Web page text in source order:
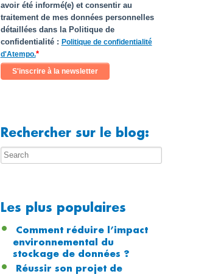
avoir été informé(e) et consentir au
traitement de mes données personnelles
détaillées dans la Politique de
confidentialité : Politique de confidentialité
d'Atempo.*
Rechercher sur le blog:
Les plus populaires
Comment réduire l’impact
environnemental du
stockage de données ?
Réussir son projet de